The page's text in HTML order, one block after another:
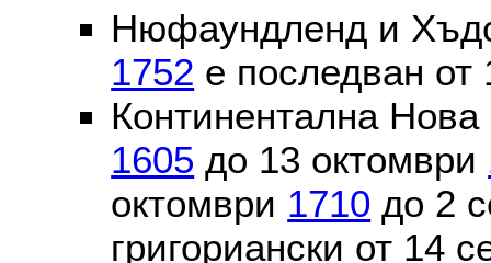
Нюфаундленд и
1752 е последван от
Континентална
1605 до 13 октомври
октомври 1710 до 2
григориански от 14